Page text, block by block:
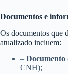
Documentos e
Os documentos que
atualizado incluem:
– Documento
CNH);